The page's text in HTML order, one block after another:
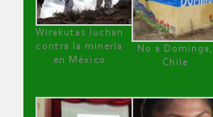
Wirakutas luchan
contra la minería
en México
No a Dominga,
Chile